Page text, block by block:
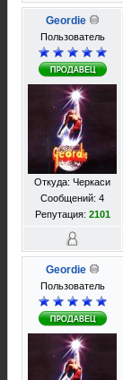
Geordie
Пользователь
Откуда: Черкаси
Сообщений: 4
Репутация: 2101
Geordie
Пользователь